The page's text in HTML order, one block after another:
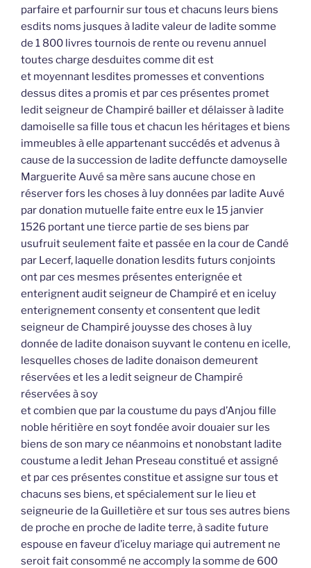
parfaire et parfournir sur tous et chacuns leurs biens
esdits noms jusques à ladite valeur de ladite somme
de 1 800 livres tournois de rente ou revenu annuel
toutes charge desduites comme dit est
et moyennant lesdites promesses et conventions
dessus dites a promis et par ces présentes promet
ledit seigneur de Champiré bailler et délaisser à ladite
damoiselle sa fille tous et chacun les héritages et biens
immeubles à elle appartenant succédés et advenus à
cause de la succession de ladite deffuncte damoyselle
Marguerite Auvé sa mère sans aucune chose en
réserver fors les choses à luy données par ladite Auvé
par donation mutuelle faite entre eux le 15 janvier
1526 portant une tierce partie de ses biens par
usufruit seulement faite et passée en la cour de Candé
par Lecerf, laquelle donation lesdits futurs conjoints
ont par ces mesmes présentes enterignée et
enterignent audit seigneur de Champiré et en iceluy
enterignement consenty et consentent que ledit
seigneur de Champiré jouysse des choses à luy
donnée de ladite donaison suyvant le contenu en icelle,
lesquelles choses de ladite donaison demeurent
réservées et les a ledit seigneur de Champiré
réservées à soy
et combien que par la coustume du pays d’Anjou fille
noble héritière en soyt fondée avoir douaier sur les
biens de son mary ce néanmoins et nonobstant ladite
coustume a ledit Jehan Preseau constitué et assigné
et par ces présentes constitue et assigne sur tous et
chacuns ses biens, et spécialement sur le lieu et
seigneurie de la Guilletière et sur tous ses autres biens
de proche en proche de ladite terre, à sadite future
espouse en faveur d’iceluy mariage qui autrement ne
seroit fait consommé ne accomply la somme de 600